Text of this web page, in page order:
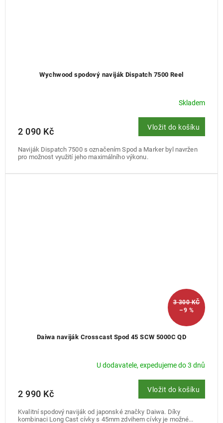
Wychwood spodový naviják Dispatch 7500 Reel
Skladem
2 090 Kč Vložit do košíku
Naviják Dispatch 7500 s označením Spod a Marker byl navržen
pro možnost využití jeho maximálního výkonu.
3 300 KČ
–9 %
Daiwa naviják Crosscast Spod 45 SCW 5000C QD
U dodavatele, expedujeme do 3 dnů
2 990 Kč Vložit do košíku
Kvalitní spodový naviják od japonské značky Daiwa. Díky
kombinaci Long Cast cívky s 45mm zdvihem cívky je možné...